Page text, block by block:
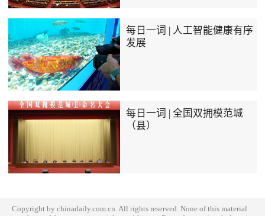
每日一词 | 人工智能健康有序
发展
每日一词 | 全国双拥模范城
（县）
Copyright by chinadaily.com.cn. All rights reserved. None of this material